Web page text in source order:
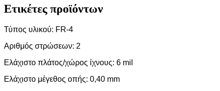
Ετικέτες προϊόντων
Τύπος υλικού: FR-4
Αριθμός στρώσεων: 2
Ελάχιστο πλάτος/χώρος ίχνους: 6 mil
Ελάχιστο μέγεθος οπής: 0,40 mm